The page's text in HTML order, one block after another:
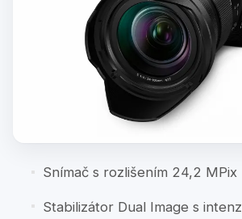
Snímač s rozlišením 24,2 MPix
Stabilizátor Dual Image s